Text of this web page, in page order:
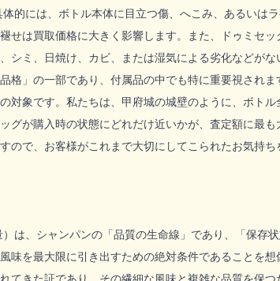
的には、ボトル本体に目立つ傷、へこみ、あるいは
せは買取価格に大きく影響します。また、ドゥミセ
シミ、日焼け、カビ、または湿気による劣化などが
格」の一部であり、付属品の中でも特に重要視され
対象です。私たちは、甲府城の城壁のように、ボト
グが購入時の状態にどれだけ近いかが、査定額に最
ので、お客様がこれまで大切にしてこられたお気持
は、シャンパンの「品質の生命線」であり、「保存
味を最大限に引き出すための絶対条件であることを
てきた証であり、その繊細な風味と複雑な品質を保